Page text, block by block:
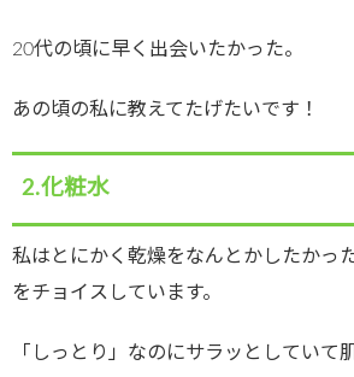
20代の頃に早く出会いたかった。
あの頃の私に教えてたげたいです！
2.化粧水
私はとにかく乾燥をなんとかしたかっ
をチョイスしています。
「しっとり」なのにサラッとしていて